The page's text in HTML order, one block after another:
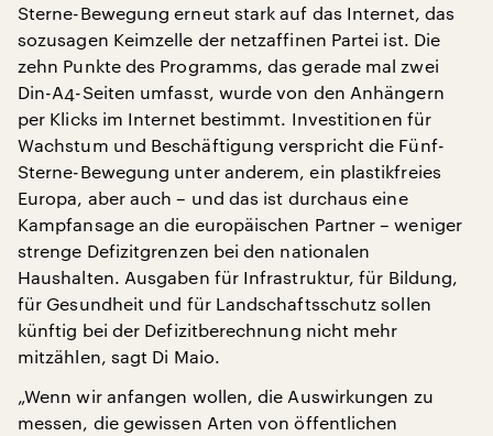
Sterne-Bewegung erneut stark auf das Internet, das
sozusagen Keimzelle der netzaffinen Partei ist. Die
zehn Punkte des Programms, das gerade mal zwei
Din-A4-Seiten umfasst, wurde von den Anhängern
per Klicks im Internet bestimmt. Investitionen für
Wachstum und Beschäftigung verspricht die Fünf-
Sterne-Bewegung unter anderem, ein plastikfreies
Europa, aber auch – und das ist durchaus eine
Kampfansage an die europäischen Partner – weniger
strenge Defizitgrenzen bei den nationalen
Haushalten. Ausgaben für Infrastruktur, für Bildung,
für Gesundheit und für Landschaftsschutz sollen
künftig bei der Defizitberechnung nicht mehr
mitzählen, sagt Di Maio.
„Wenn wir anfangen wollen, die Auswirkungen zu
messen, die gewissen Arten von öffentlichen